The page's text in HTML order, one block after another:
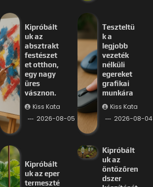
Kipróbált
uk az
absztrakt
festészet
et otthon,
egy nagy
üres
vásznon.
Kiss Kata
2026-08-05
Teszteltü
k a
legjobb
vezeték
nélküli
egereket
grafikai
munkára
Kiss Kata
2026-08-04
Kipróbált
uk az eper
termeszté
Kipróbált
uk az
öntözőren
dszer